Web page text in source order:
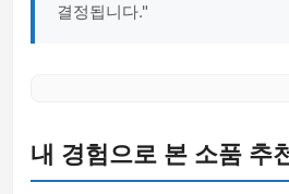
결정됩니다."
내 경험으로 본 소품 추